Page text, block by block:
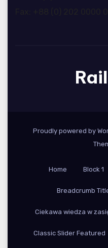
Proudly powered by
Home Block 1
Breadcrumb
Ciekawa wiedza w
Classic Slider Featured